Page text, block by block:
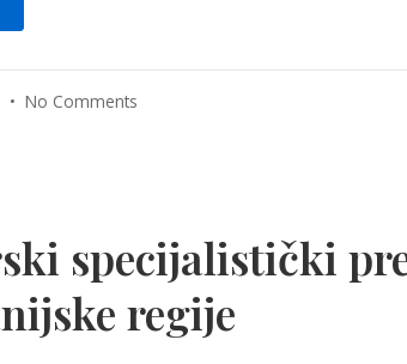
• No Comments
utakmicu
Crvene
u
specijalistički
regije